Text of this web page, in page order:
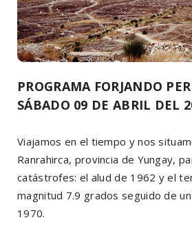
PROGRAMA FORJANDO
SÁBADO 09 DE ABRIL DEL
Viajamos en el tiempo y nos
Ranrahirca, provincia de Yungay,
catástrofes: el alud de 1962 y el
magnitud 7.9 grados seguido de
1970.